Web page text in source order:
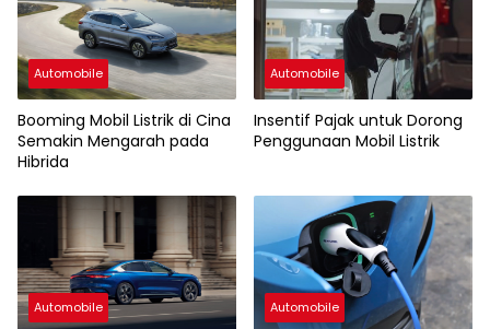
Automobile
Booming Mobil Listrik di Cina
Semakin Mengarah pada
Hibrida
Automobile
Insentif Pajak untuk Dorong
Penggunaan Mobil Listrik
Automobile Automobile